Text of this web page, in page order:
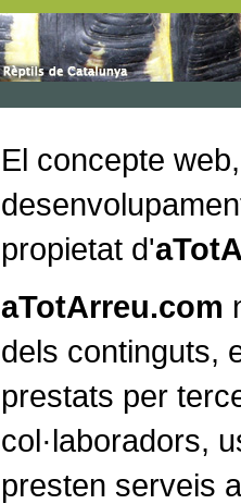
El concepte
propietat d'
aTotArreu.com
dels continguts,
prestats per
col·laboradors,
presten serveis